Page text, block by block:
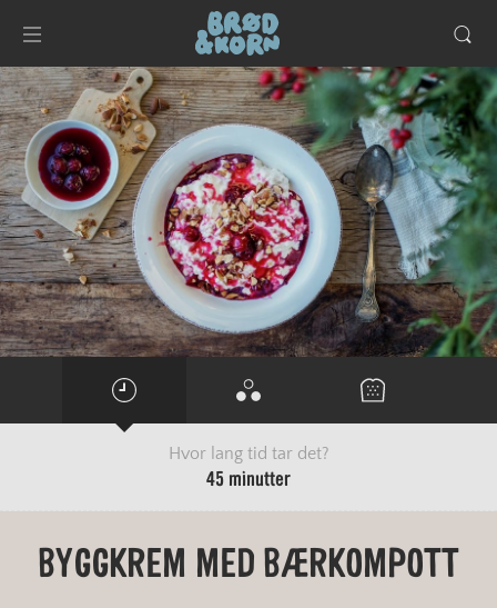
Hvor lang tid tar det?
45 minutter
BYGGKREM MED BÆRKOMPOTT